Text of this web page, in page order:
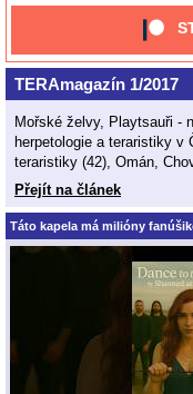
TERAmagazín 1/2017
Mořské želvy, Playtsauři -
herpetologie a teraristiky v
teraristiky (42), Omán,
Přejít na článek
Táto kapela má milióny